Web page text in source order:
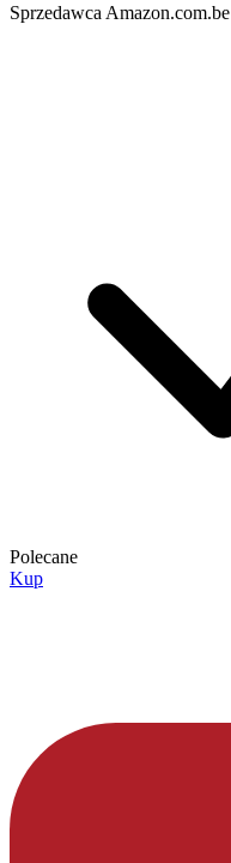
Sprzedawca Amazon.com.be
Polecane
Kup